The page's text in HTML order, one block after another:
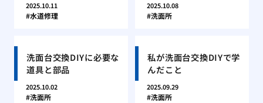
2025.10.11
水道修理
2025.10.08
洗面所
洗面台交換DIYに必要な
道具と部品
2025.10.02
洗面所
私が洗面台交換DIYで学
んだこと
2025.09.29
洗面所